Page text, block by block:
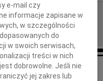
żalem i smutkiem
e-mail czy
informacje zapisane w
w szczególności
do
w swoich serwisach,
treści w nich
dobrowolne. Jeśli nie
jej zakres lub